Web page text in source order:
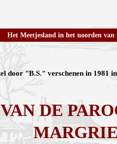
Het Meetjesland in het noorden van
door "B.S." verschenen in 1981
DE